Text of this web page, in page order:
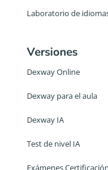
Laboratorio de
Versiones
Dexway Online
Dexway para el aula
Dexway IA
Test de nivel IA
Exámenes Certificación